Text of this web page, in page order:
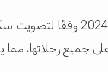
تواصل الخطوط الجوية القطرية، التي
جميع رحلاتها،